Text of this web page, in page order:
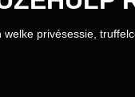
privésessie,